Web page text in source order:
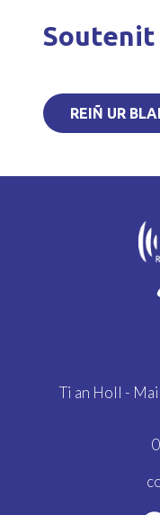
Soutenit
REIÑ UR
Ti an Holl -